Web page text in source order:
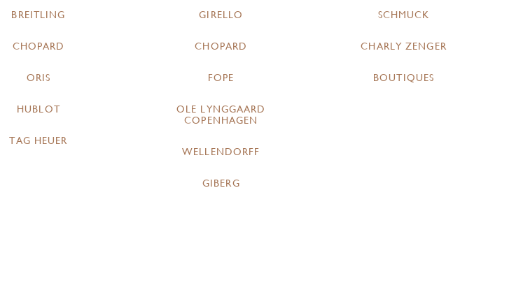
BREITLING
CHOPARD
ORIS
HUBLOT
TAG HEUER
GIRELLO
CHOPARD
FOPE
OLE LYNGGAARD
COPENHAGEN
WELLENDORFF
GIBERG
SCHMUCK
CHARLY ZENGER
BOUTIQUES